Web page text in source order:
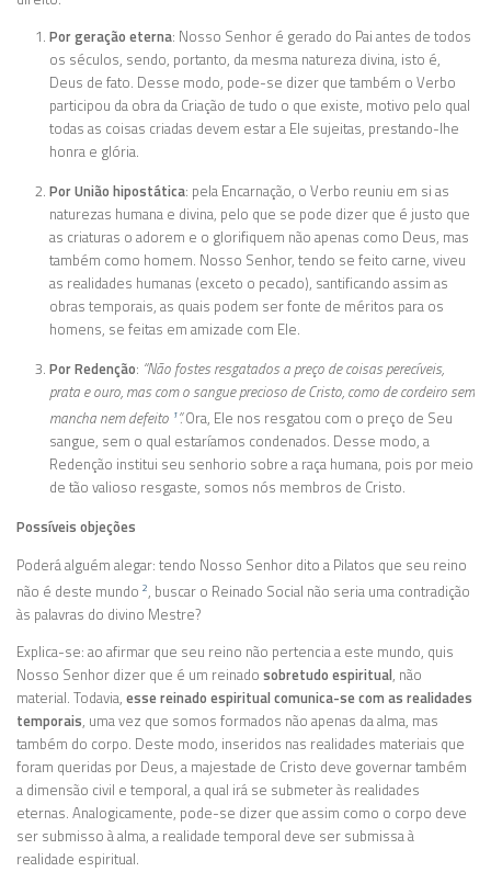
Por geração eterna: Nosso Senhor é gerado do Pai antes de todos
os séculos, sendo, portanto, da mesma natureza divina, isto é,
Deus de fato. Desse modo, pode-se dizer que também o Verbo
participou da obra da Criação de tudo o que existe, motivo pelo qual
todas as coisas criadas devem estar a Ele sujeitas, prestando-lhe
honra e glória.
Por União hipostática: pela Encarnação, o Verbo reuniu em si as
naturezas humana e divina, pelo que se pode dizer que é justo que
as criaturas o adorem e o glorifiquem não apenas como Deus, mas
também como homem. Nosso Senhor, tendo se feito carne, viveu
as realidades humanas (exceto o pecado), santificando assim as
obras temporais, as quais podem ser fonte de méritos para os
homens, se feitas em amizade com Ele.
Por Redenção: “Não fostes resgatados a preço de coisas perecíveis,
prata e ouro, mas com o sangue precioso de Cristo, como de cordeiro sem
mancha nem defeito 1”.Ora, Ele nos resgatou com o preço de Seu
sangue, sem o qual estaríamos condenados. Desse modo, a
Redenção institui seu senhorio sobre a raça humana, pois por meio
de tão valioso resgaste, somos nós membros de Cristo.
Possíveis objeções
Poderá alguém alegar: tendo Nosso Senhor dito a Pilatos que seu reino
não é deste mundo 2, buscar o Reinado Social não seria uma contradição
às palavras do divino Mestre?
Explica-se: ao afirmar que seu reino não pertencia a este mundo, quis
Nosso Senhor dizer que é um reinado sobretudo espiritual, não
material. Todavia, esse reinado espiritual comunica-se com as realidades
temporais, uma vez que somos formados não apenas da alma, mas
também do corpo. Deste modo, inseridos nas realidades materiais que
foram queridas por Deus, a majestade de Cristo deve governar também
a dimensão civil e temporal, a qual irá se submeter às realidades
eternas. Analogicamente, pode-se dizer que assim como o corpo deve
ser submisso à alma, a realidade temporal deve ser submissa à
realidade espiritual.